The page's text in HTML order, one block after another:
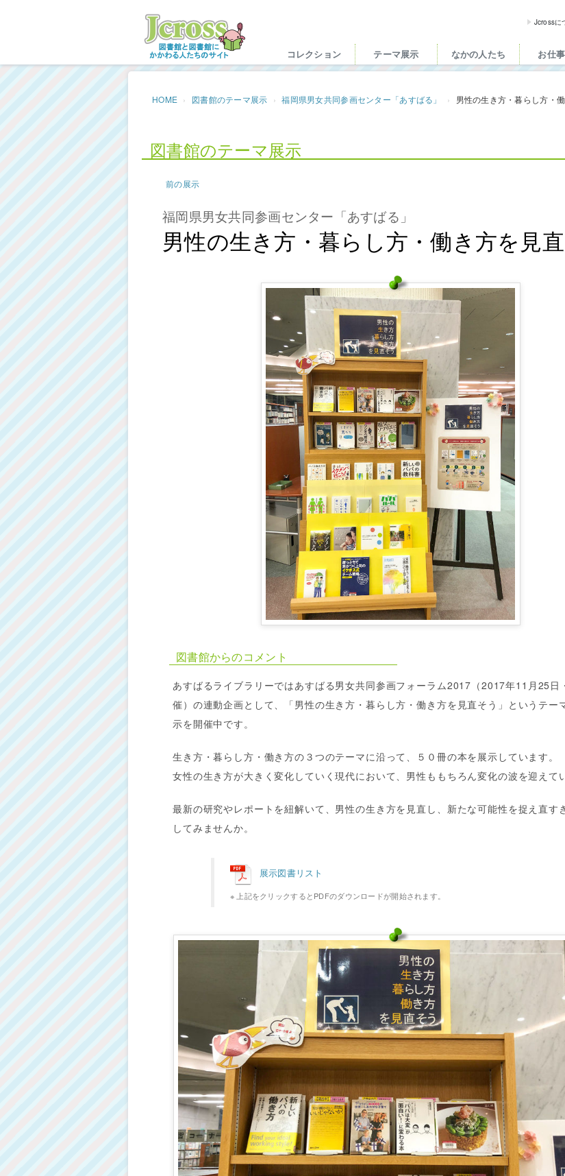
Jcross（ジェイクロス）|Jcrossに
コレクション テーマ展示 なかの人たち お仕
HOME 図書館のテーマ展示 福岡県男女共同参画センター「あすばる」 男性の生き方・暮らし方・
図書館のテーマ展示
前の展示
福岡県男女共同参画センター「あすばる」
男性の生き方・暮らし方・働き方を見
図書館からのコメント
あすばるライブラリーではあすばる男女共同参画フォーラム2017（2017年11月25日
催）の連動企画として、「男性の生き方・暮らし方・働き方を見直そう」というテー
示を開催中です。
生き方・暮らし方・働き方の３つのテーマに沿って、５０冊の本を展示しています。
女性の生き方が大きく変化していく現代において、男性ももちろん変化の波を迎えて
最新の研究やレポートを紐解いて、男性の生き方を見直し、新たな可能性を捉え直す
してみませんか。
展示図書リスト
上記をクリックするとPDFのダウンロードが開始されます。